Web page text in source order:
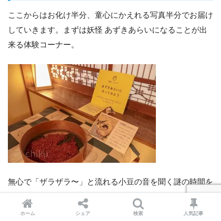
ここからはお化け半分、童心にかえれる写真半分でお届け
していきます。まずは妖怪 あずきあらいになることが出
来る体験コーナー。
無心で「ザラザラ〜」と流れる小豆の音を聞く謎の時間を
ホーム シェア 検索 人気記事